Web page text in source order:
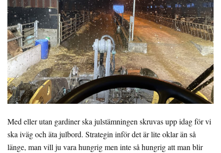
Med eller utan gardiner ska julstämningen skruvas upp idag för vi
ska iväg och äta julbord. Strategin inför det är lite oklar än så
länge, man vill ju vara hungrig men inte så hungrig att man blir